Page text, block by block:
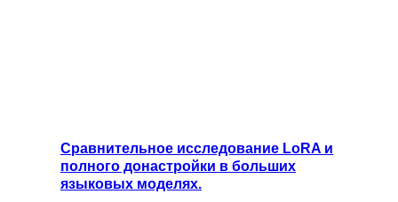
Сравнительное исследование LoRA и
полного донастройки в больших
языковых моделях.